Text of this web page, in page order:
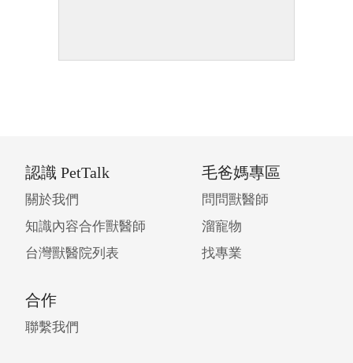
認識 PetTalk
關於我們
知識內容合作獸醫師
台灣獸醫院列表
毛爸媽專區
問問獸醫師
溜寵物
找專業
合作
聯繫我們